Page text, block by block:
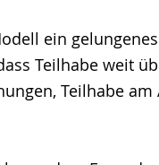
ein
Teilhabe weit
Teilhabe